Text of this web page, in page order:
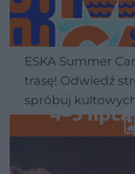
ESKA Summer
trasę! Odwiedź
spróbuj
Wawelu